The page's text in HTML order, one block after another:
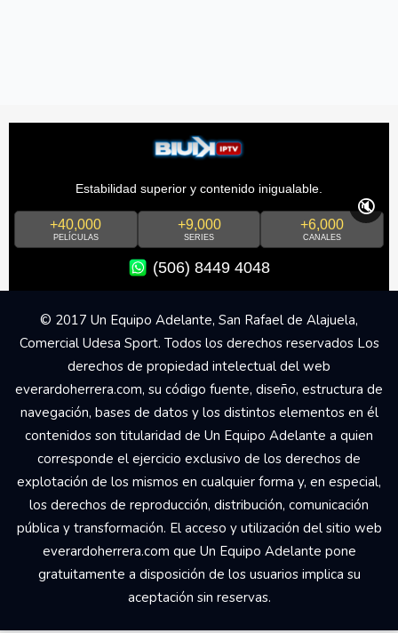
Estabilidad superior y contenido inigualable.
+40,000
PELÍCULAS
+9,000
SERIES
+6,000
CANALES
(506) 8449 4048
🔇
© 2017 Un Equipo Adelante, San Rafael de Alajuela,
Comercial Udesa Sport. Todos los derechos reservados Los
derechos de propiedad intelectual del web
everardoherrera.com, su código fuente, diseño, estructura de
navegación, bases de datos y los distintos elementos en él
contenidos son titularidad de Un Equipo Adelante a quien
corresponde el ejercicio exclusivo de los derechos de
explotación de los mismos en cualquier forma y, en especial,
los derechos de reproducción, distribución, comunicación
pública y transformación. El acceso y utilización del sitio web
everardoherrera.com que Un Equipo Adelante pone
gratuitamente a disposición de los usuarios implica su
aceptación sin reservas.